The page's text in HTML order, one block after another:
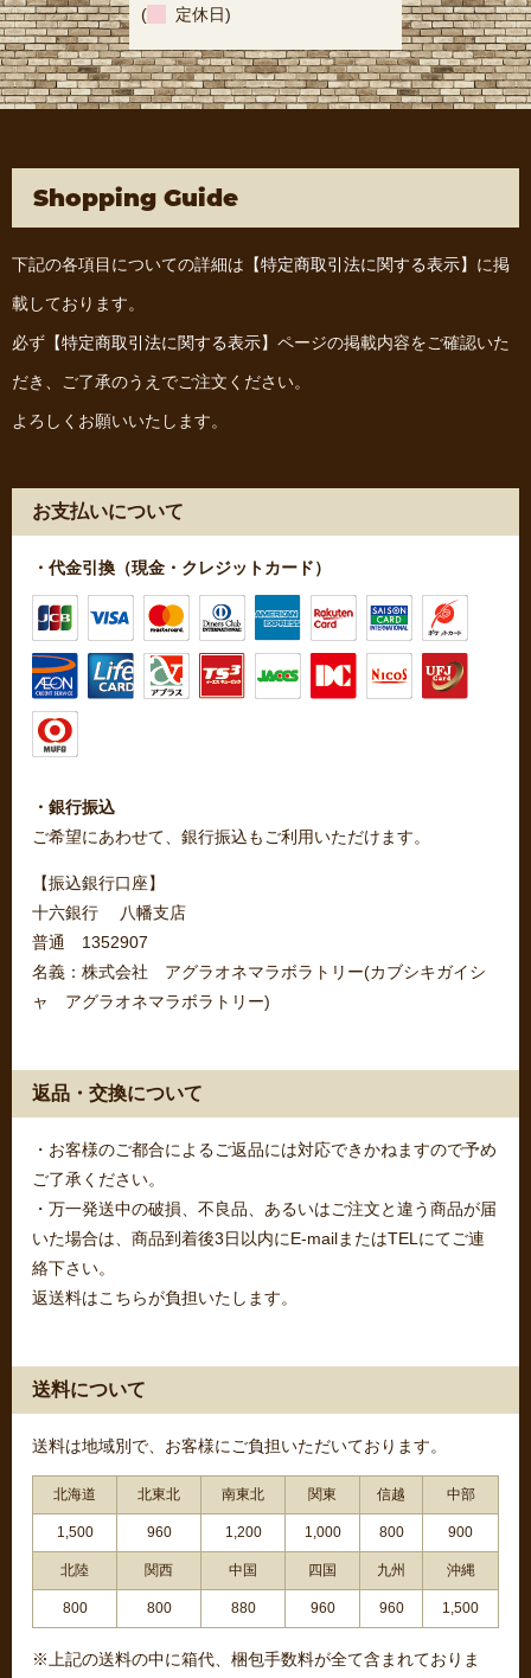
( 定休日)
Shopping Guide
下記の各項目についての詳細は 【特定商取引法に関する表示】 に掲
載しております。
必ず 【特定商取引法に関する表示】 ページの掲載内容をご確認いた
だき、ご了承のうえでご注文ください。
よろしくお願いいたします。
お支払いについて
・代金引換（現金・クレジットカード）
・銀行振込
ご希望にあわせて、銀行振込もご利用いただけます。
【振込銀行口座】
十六銀行 八幡支店
普通 1352907
名義：株式会社 アグラオネマラボラトリー(カブシキガイシ
ャ アグラオネマラボラトリー)
返品・交換について
・お客様のご都合によるご返品には対応できかねますので予め
ご了承ください。
・万一発送中の破損、不良品、あるいはご注文と違う商品が届
いた場合は、商品到着後3日以内にE-mailまたはTELにてご連
絡下さい。
返送料はこちらが負担いたします。
送料について
送料は地域別で、お客様にご負担いただいております。
北海道 北東北 南東北 関東 信越 中部
1,500 960 1,200 1,000 800 900
北陸 関西 中国 四国 九州 沖縄
800 800 880 960 960 1,500
※上記の送料の中に箱代、梱包手数料が全て含まれておりま